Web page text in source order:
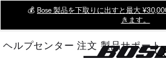
Main
💰 Bose 製品を下取りに出すと最大
きます。
ヘルプセンター 注文 製品サポート